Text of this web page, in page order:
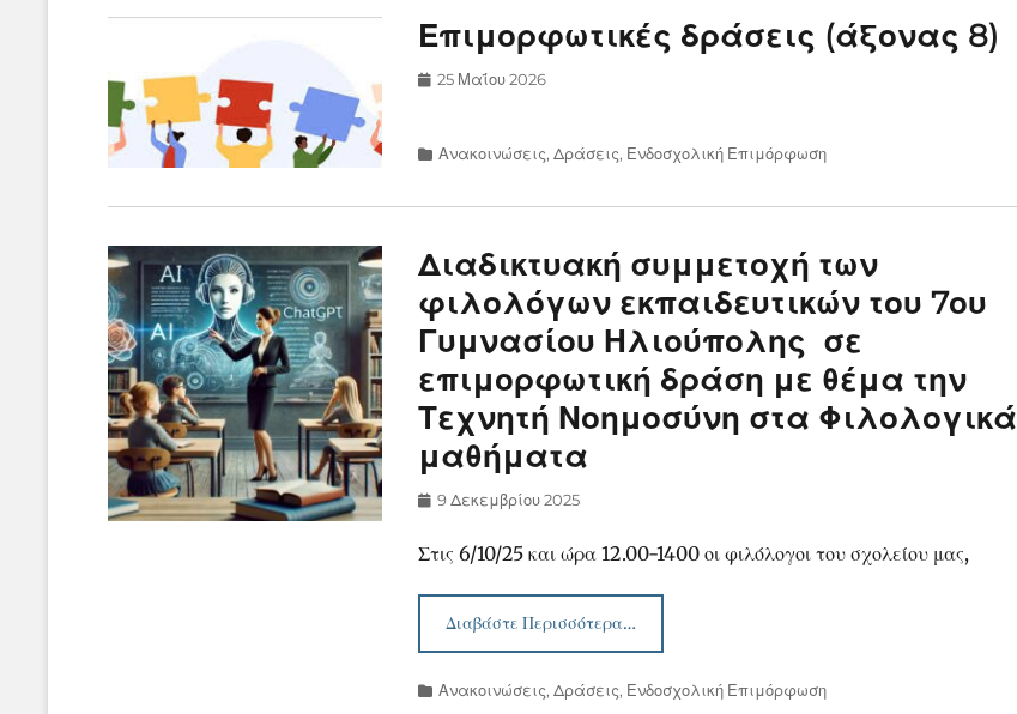
Επιμορφωτικές δράσεις (άξονας 8)
Posted
25 Μαΐου 2026
Categories
Ανακοινώσεις,Δράσεις, Ενδοσχολική Επιμόρφωση
Διαδικτυακή συμμετοχή των
φιλολόγων εκπαιδευτικών του 7ου
Γυμνασίου Ηλιούπολης σε
επιμορφωτική δράση με θέμα την
Τεχνητή Νοημοσύνη στα Φιλολογικά
μαθήματα
Posted
9 Δεκεμβρίου 2025
Στις 6/10/25 και ώρα 12.00-1400 οι φιλόλογοι του σχολείου μας,
Διαβάστε Περισσότερα…
Categories
Ανακοινώσεις,Δράσεις, Ενδοσχολική Επιμόρφωση